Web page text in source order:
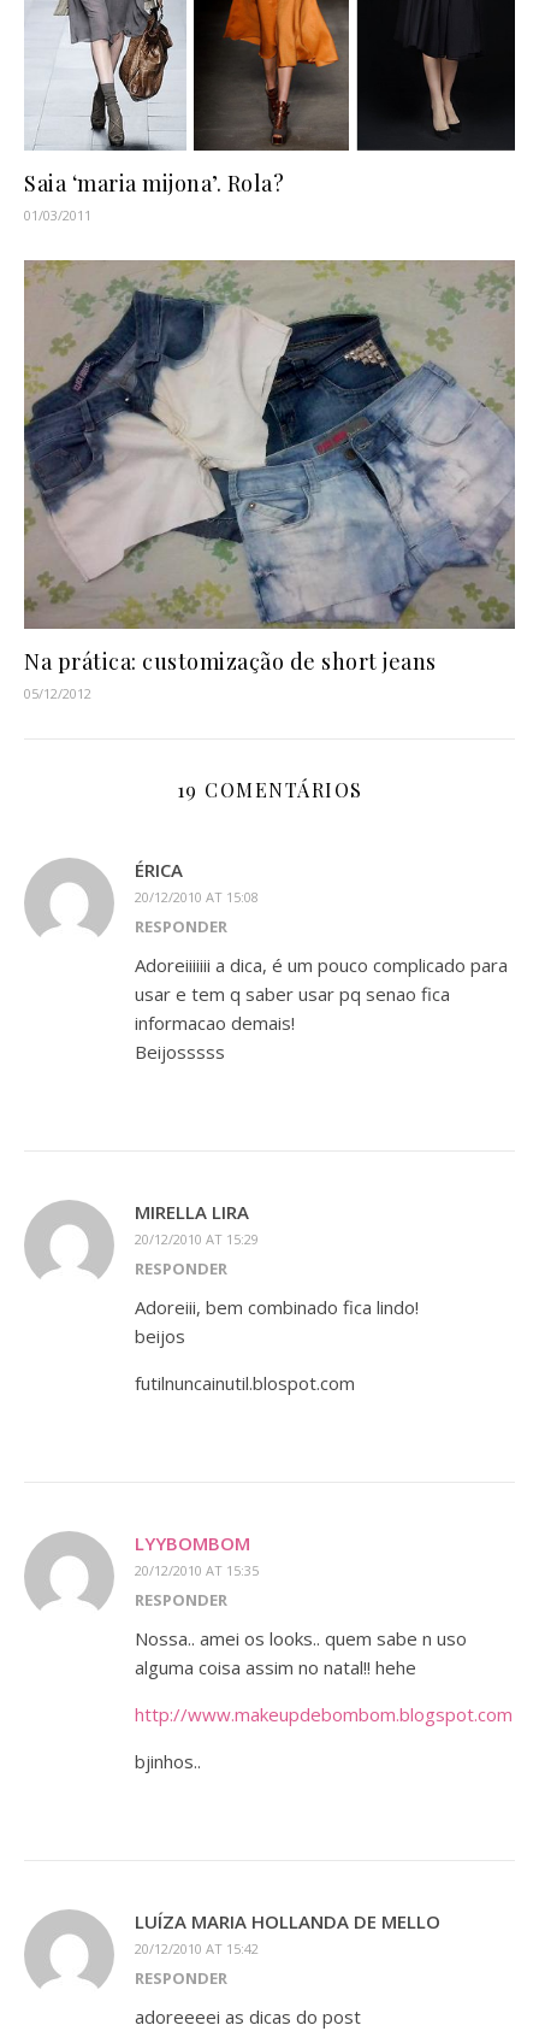
Saia ‘maria mijona’. Rola?
01/03/2011
Na prática: customização de short jeans
05/12/2012
19 COMENTÁRIOS
ÉRICA
20/12/2010 AT 15:08
RESPONDER
Adoreiiiiiii a dica, é um pouco complicado para
usar e tem q saber usar pq senao fica
informacao demais!
Beijosssss
MIRELLA LIRA
20/12/2010 AT 15:29
RESPONDER
Adoreiii, bem combinado fica lindo!
beijos
futilnuncainutil.blospot.com
LYYBOMBOM
20/12/2010 AT 15:35
RESPONDER
Nossa.. amei os looks.. quem sabe n uso
alguma coisa assim no natal!! hehe
http://www.makeupdebombom.blogspot.com
bjinhos..
LUÍZA MARIA HOLLANDA DE MELLO
20/12/2010 AT 15:42
RESPONDER
adoreeeei as dicas do post